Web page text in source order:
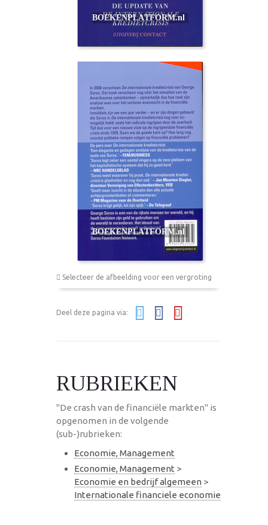
Selecteer de afbeelding voor een vergroting
Deel deze pagina via:
RUBRIEKEN
"De crash van de financiële markten" is
opgenomen in de volgende
(sub-)rubrieken:
Economie, Management
Economie, Management >
Economie en bedrijf algemeen >
Internationale financiele economie